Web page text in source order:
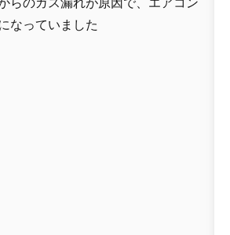
らのガス漏れが原因で、エアコン
なっていました